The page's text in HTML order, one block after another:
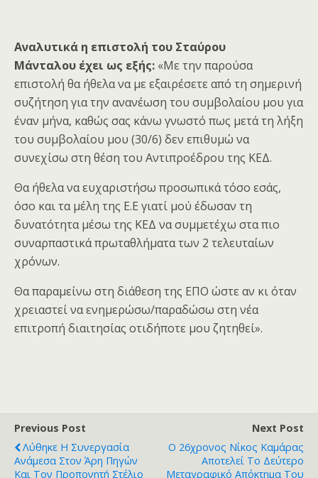
Αναλυτικά η επιστολή του Σταύρου
Μάνταλου έχει ως εξής: «Με την παρούσα
επιστολή θα ήθελα να με εξαιρέσετε από τη σημερινή
συζήτηση για την ανανέωση του συμβολαίου μου για
έναν μήνα, καθώς σας κάνω γνωστό πως μετά τη λήξη
του συμβολαίου μου (30/6) δεν επιθυμώ να
συνεχίσω στη θέση του Αντιπροέδρου της ΚΕΔ.
Θα ήθελα να ευχαριστήσω προσωπικά τόσο εσάς,
όσο και τα μέλη της Ε.Ε γιατί μού έδωσαν τη
δυνατότητα μέσω της ΚΕΔ να συμμετέχω στα πιο
συναρπαστικά πρωταθλήματα των 2 τελευταίων
χρόνων.
Θα παραμείνω στη διάθεση της ΕΠΟ ώστε αν κι όταν
χρειαστεί να ενημερώσω/παραδώσω στη νέα
επιτροπή διαιτησίας οτιδήποτε μου ζητηθεί».
Previous Post
Λύθηκε Η Συνεργασία
Ανάμεσα Στον Άρη Πηγών
Και Τον Προπονητή Στέλιο
Next Post
Ο 26χρονος Νίκος Καμάρας
Αποτελεί Το Δεύτερο
Μεταγραφικό Απόκτημα Του